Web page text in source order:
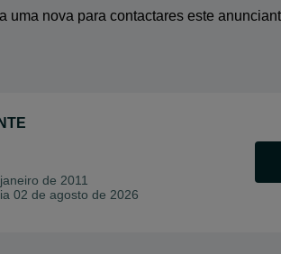
uma nova para contactares este
janeiro de 2011
02 de agosto de 2026